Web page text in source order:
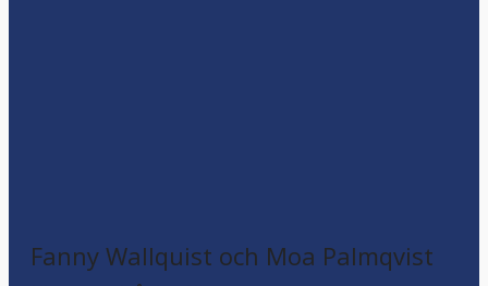
Fanny Wallquist och Moa Palmqvist